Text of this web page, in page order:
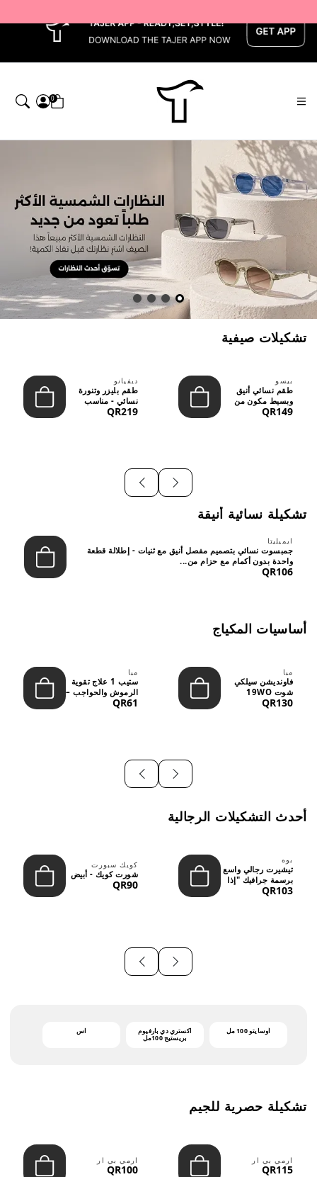
0
تاجر — Home page default h1 desc
تشكيلات صيفية
بيسو
طقم نسائي أنيق
وبسيط مكون من
قطعتين - تصميم
QR149
ديفيانو
طقم بليزر وتنورة
نسائي - مناسب
للعمل الرسمي
QR219
تشكيلة نسائية أنيقة
ايميليتا
جمبسوت نسائي بتصميم مفصل أنيق مع ثنيات - إطلالة قطعة
واحدة بدون أكمام مع حزام من...
QR106
أساسيات المكياج
ميا
فاونديشن سيلكي
شوت 19WO
ميديوم دارك بدرجة
QR130
ميا
ستيب 1 علاج تقوية
الرموش والحواجب –
12 مل
QR61
أحدث التشكيلات الرجالية
بوه
تيشيرت رجالي واسع
برسمة جرافيك "إذا
لم نُعجبك...
QR103
كويك سبورت
شورت كويك - أبيض
QR90
أوسايتو 100 مل
اكستري دي بارفيوم
بريستيج 100مل
اس
تشكيلة حصرية للجيم
ارمي بي ار
QR115
ارمي بي ار
QR100